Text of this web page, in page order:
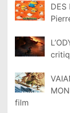
DES
film